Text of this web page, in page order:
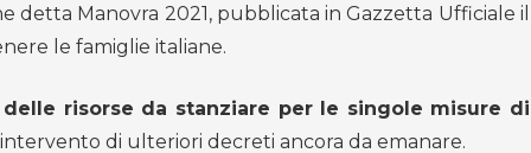
detta Manovra 2021, pubblicata in Gazzetta Ufficiale il
le famiglie italiane.
risorse da stanziare per le singole misure di
di ulteriori decreti ancora da emanare.